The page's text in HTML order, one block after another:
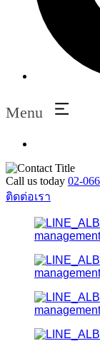
Menu
Call us today 02-
ติดต่อเรา